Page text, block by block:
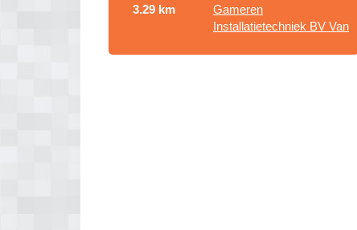
3.29 km
Gameren
Installatietechniek BV Van